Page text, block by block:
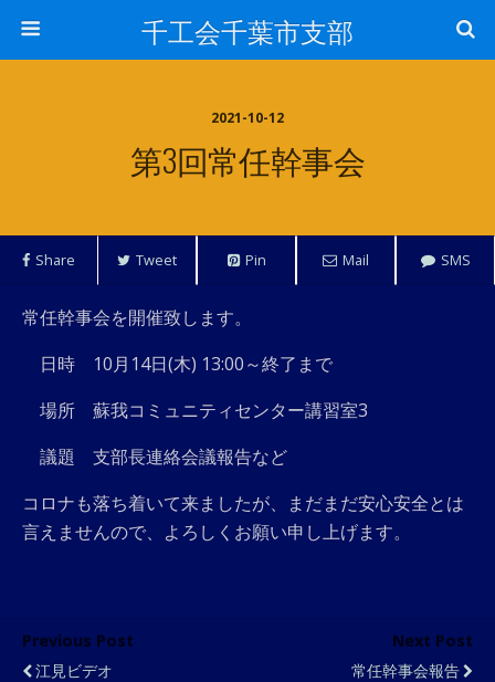
千工会千葉市支部
2021-10-12
第3回常任幹事会
Share Tweet Pin Mail SMS
常任幹事会を開催致します。
日時 10月14日(木) 13:00～終了まで
場所 蘇我コミュニティセンター講習室3
議題 支部長連絡会議報告など
コロナも落ち着いて来ましたが、まだまだ安心安全とは
言えませんので、よろしくお願い申し上げます。
Previous Post
江見ビデオ
Next Post
常任幹事会報告